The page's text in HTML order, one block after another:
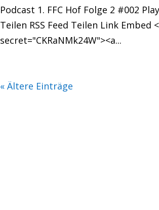
Podcast 1. FFC Hof Folge 2 #002
Teilen RSS Feed Teilen Link
secret="CKRaNMk24W"><a...
« Ältere Einträge